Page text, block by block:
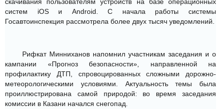
скачивания пользователям устройств на базе операционных
систем iOS и Android. С начала работы системы
Госавтоинспекция рассмотрела более двух тысяч уведомлений.
Рифкат Минниханов напомнил участникам заседания и о
кампании «Прогноз безопасности», направленной на
профилактику ДТП, спровоцированных сложными дорожно-
метеорологическими условиями. Актуальность темы была
проиллюстрирована самой природой: во время заседания
комиссии в Казани начался снегопад.